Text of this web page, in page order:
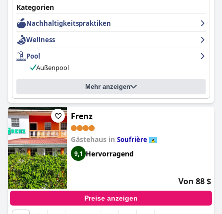
Kategorien
Nachhaltigkeitspraktiken
Wellness
Pool
Außenpool
Mehr anzeigen
Frenz
Gästehaus in Soufrière
9,1 Hervorragend
Von 88 $
Preise anzeigen